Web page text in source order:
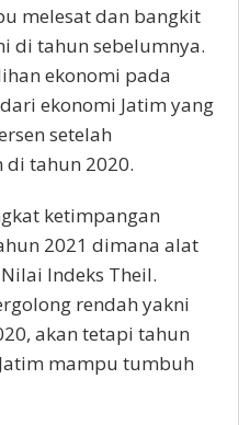
melesat dan bangkit
di tahun sebelumnya.
ekonomi pada
ekonomi Jatim yang
setelah
di tahun 2020.
ketimpangan
2021 dimana alat
Indeks Theil.
rendah yakni
akan tetapi tahun
mampu tumbuh